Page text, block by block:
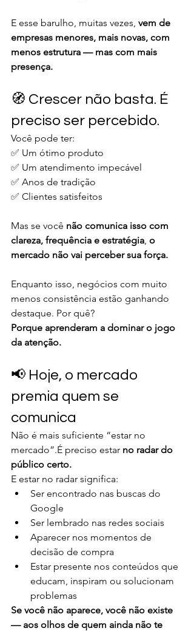
E esse barulho, muitas vezes, vem de
empresas menores, mais novas, com
menos estrutura — mas com mais
presença.
🧭 Crescer não basta. É
preciso ser percebido.
Você pode ter:
✅ Um ótimo produto
✅ Um atendimento impecável
✅ Anos de tradição
✅ Clientes satisfeitos
Mas se você não comunica isso com
clareza, frequência e estratégia, o
mercado não vai perceber sua força.
Enquanto isso, negócios com muito
menos consistência estão ganhando
destaque. Por quê?
Porque aprenderam a dominar o jogo
da atenção.
📢 Hoje, o mercado
premia quem se
comunica
Não é mais suficiente “estar no
mercado”.É preciso estar no radar do
público certo.
E estar no radar significa:
Ser encontrado nas buscas do
Google
Ser lembrado nas redes sociais
Aparecer nos momentos de
decisão de compra
Estar presente nos conteúdos que
educam, inspiram ou solucionam
problemas
Se você não aparece, você não existe
— aos olhos de quem ainda não te